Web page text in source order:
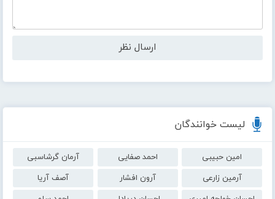
لیست خوانندگان
امین حبیبی احمد صفایی
آرمان گرشاسبی
آرمین زارعی
آرون افشار
آصف آریا